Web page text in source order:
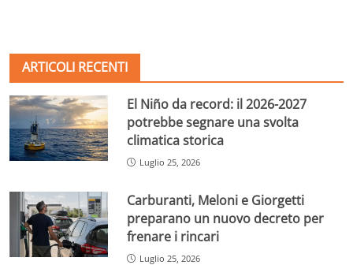
ARTICOLI RECENTI
El Niño da record: il 2026-2027
potrebbe segnare una svolta
climatica storica
Luglio 25, 2026
Carburanti, Meloni e Giorgetti
preparano un nuovo decreto per
frenare i rincari
Luglio 25, 2026